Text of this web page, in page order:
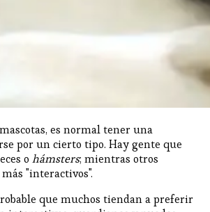
es normal tener una
por un cierto tipo. Hay gente que
o hámsters; mientras otros
"interactivos".
que muchos tiendan a preferir